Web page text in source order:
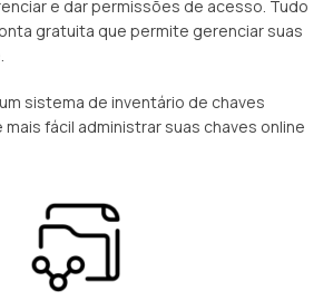
e dar permissões de acesso. Tudo
gratuita que permite gerenciar suas
sistema de inventário de chaves
mais fácil administrar suas chaves online